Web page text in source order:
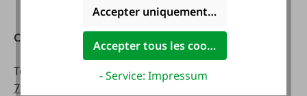
Contact
Téléphone :
0043 7672
716-0
Heures d'ouverture:
lundi - vendredi:
Accepter uniquement les cookies
Accepter tous les cookies
- Service: Impressum